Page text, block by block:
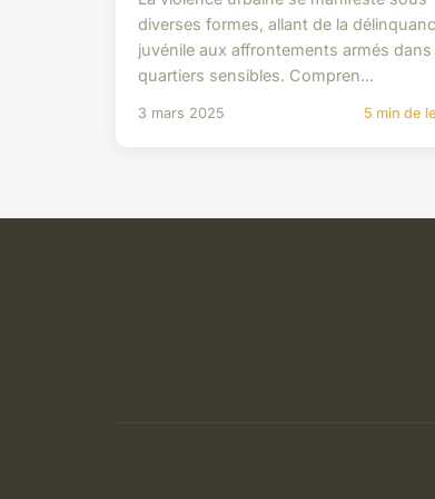
diverses formes, allant de la
juvénile aux affrontements armés dans
quartiers sensibles. Compren...
3 mars 2025 5 min de